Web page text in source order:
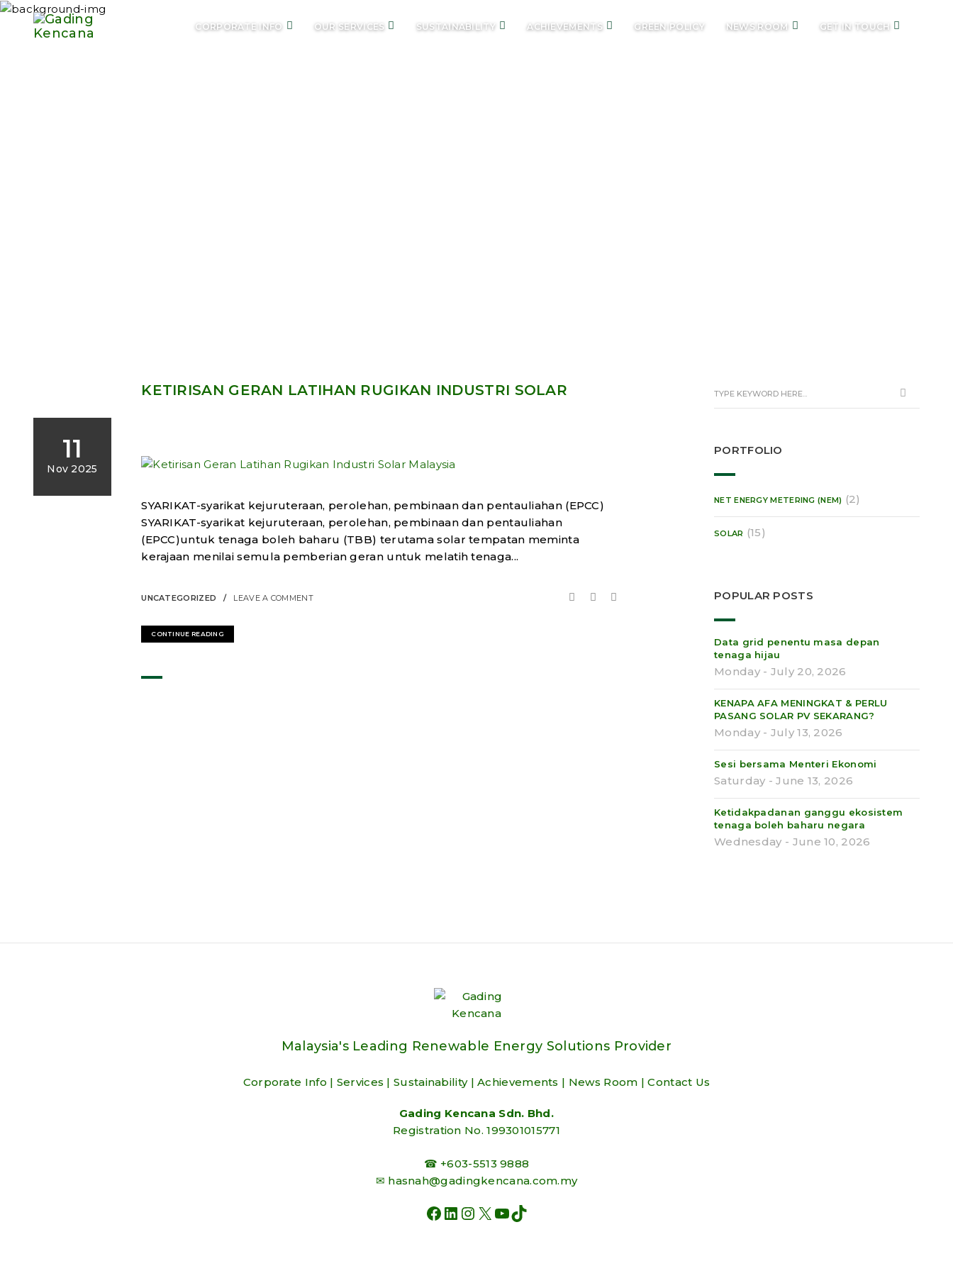
CORPORATE INFO OUR SERVICES SUSTAINABILITY ACHIEVEMENTS GREEN POLICY NEWS ROOM GET IN TOUCH
11
Nov 2025
KETIRISAN GERAN LATIHAN RUGIKAN INDUSTRI SOLAR
SYARIKAT-syarikat kejuruteraan, perolehan, pembinaan dan pentauliahan (EPCC)
SYARIKAT-syarikat kejuruteraan, perolehan, pembinaan dan pentauliahan
(EPCC)untuk tenaga boleh baharu (TBB) terutama solar tempatan meminta
kerajaan menilai semula pemberian geran untuk melatih tenaga...
UNCATEGORIZED LEAVE A COMMENT
CONTINUE READING
PORTFOLIO
NET ENERGY METERING (NEM) (2)
SOLAR (15)
POPULAR POSTS
Data grid penentu masa depan
tenaga hijau
Monday - July 20, 2026
KENAPA AFA MENINGKAT & PERLU
PASANG SOLAR PV SEKARANG?
Monday - July 13, 2026
Sesi bersama Menteri Ekonomi
Saturday - June 13, 2026
Ketidakpadanan ganggu ekosistem
tenaga boleh baharu negara
Wednesday - June 10, 2026
Malaysia's Leading Renewable Energy Solutions Provider
Corporate Info | Services |Sustainability|Achievements | News Room |Contact Us
Gading Kencana Sdn. Bhd.
Registration No. 199301015771
☎ +603-5513 9888
✉ hasnah@gadingkencana.com.my
FACEBOOK
LINKEDININSTAGRAM
X YOUTUBE
TIKTOK